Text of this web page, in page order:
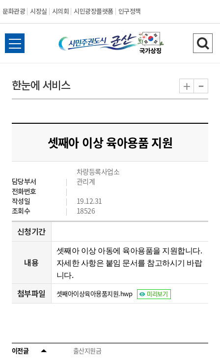
문화관광 시장실 시의회 시민광장플랫폼 인구정책
시
민
도
시
군
산
전
체
뉴
열
검
색
기
한눈에 서비스 + -
셋째아 이상 육아용품 지원
담당부서
차량등록사업소
관리계
전화번호
작성일
19.12.31
조회수
18526
신청기간
내용
셋째아 이상 아동에 육아용품을 지원합니다.
자세한 사항은 붙임 문서를 참고하시기 바랍
니다.
첨부파일
셋째아이상육아용품지원.hwp 미리보기
이전글
출산지원금